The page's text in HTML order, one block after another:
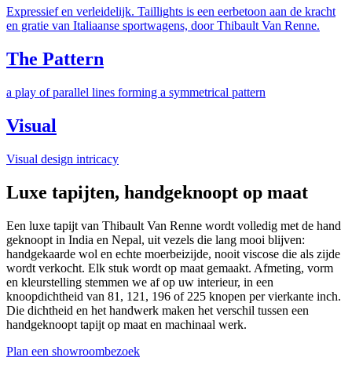
Expressief en verleidelijk. Taillights is een eerbetoon aan de kracht
en gratie van Italiaanse sportwagens, door Thibault Van Renne.
The Pattern
a play of parallel lines forming a symmetrical pattern
Visual
Visual design intricacy
Luxe tapijten, handgeknoopt op maat
Een luxe tapijt van Thibault Van Renne wordt volledig met de hand
geknoopt in India en Nepal, uit vezels die lang mooi blijven:
handgekaarde wol en echte moerbeizijde, nooit viscose die als zijde
wordt verkocht. Elk stuk wordt op maat gemaakt. Afmeting, vorm
en kleurstelling stemmen we af op uw interieur, in een
knoopdichtheid van 81, 121, 196 of 225 knopen per vierkante inch.
Die dichtheid en het handwerk maken het verschil tussen een
handgeknoopt tapijt op maat en machinaal werk.
Plan een showroombezoek